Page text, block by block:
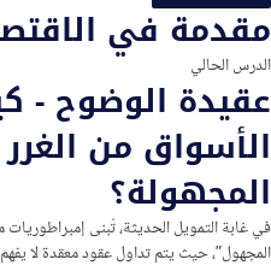
مقدمة في
الدرس الحالي
عقيدة الوضوح -
الأسواق من
المجهولة؟
في غابة التمويل الحديثة، تُبنى
المجهول”، حيث يتم تداول عقود معقدة لا